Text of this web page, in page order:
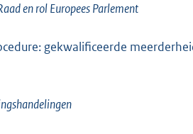
en rol Europees Parlement
gekwalificeerde